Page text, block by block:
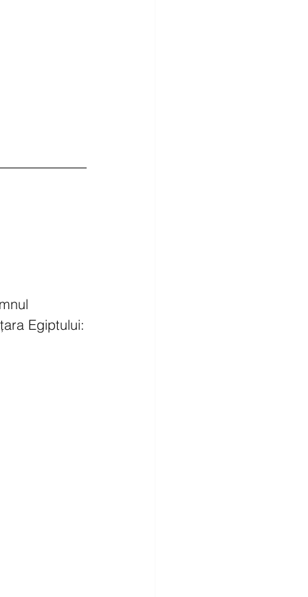
Egiptului: